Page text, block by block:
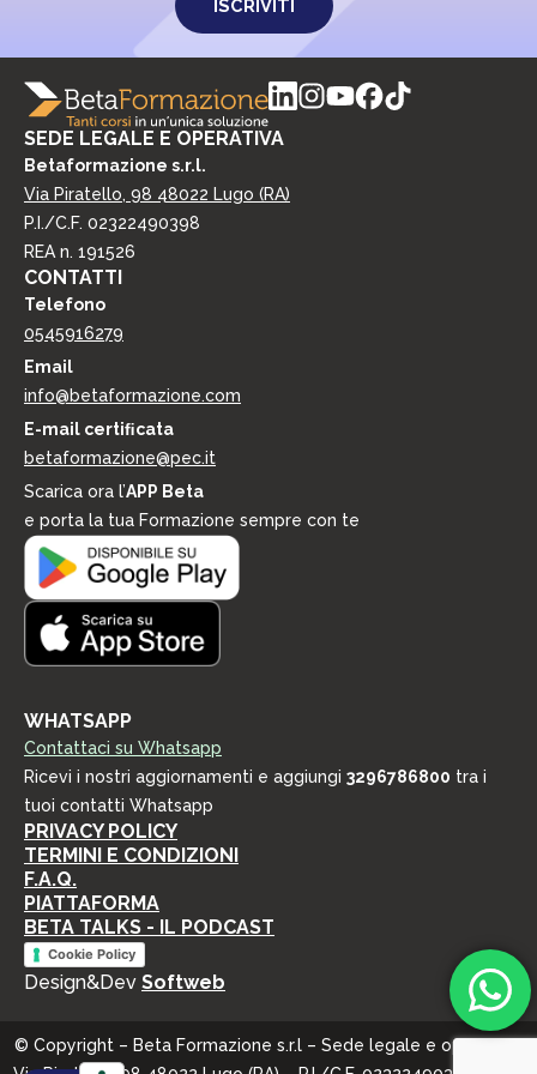
v
a
c
y
*
i
c
a
z
i
o
n
i
d
i
a
r
k
e
t
i
g
y
SEDE LEGALE E OPERATIVA
Betaformazione s.r.l.
Via Piratello, 98 48022 Lugo (RA)
P.I./C.F. 02322490398
REA n. 191526
CONTATTI
Telefono
0545916279
Email
info@betaformazione.com
E-mail certiﬁcata
betaformazione@pec.it
Scarica ora l’APP Beta
e porta la tua Formazione sempre con te
WHATSAPP
Contattaci su Whatsapp
Ricevi i nostri aggiornamenti e aggiungi 3296786800 tra i
tuoi contatti Whatsapp
PRIVACY POLICY
TERMINI E CONDIZIONI
F.A.Q.
PIATTAFORMA
BETA TALKS - IL PODCAST
Cookie Policy
Design&Dev Softweb
© Copyright – Beta Formazione s.r.l – Sede legale e operativa: